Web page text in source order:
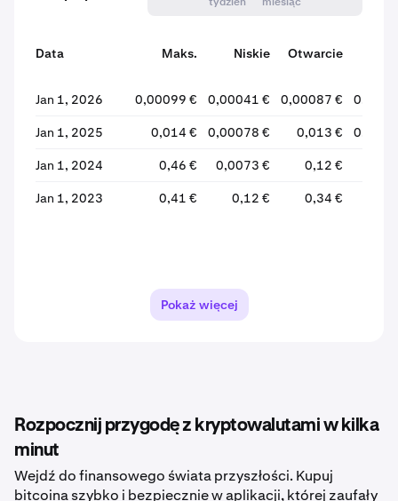
Data Maks. Niskie Otwarcie
Jan 1, 2026 0,00099 € 0,00041 € 0,00087 €
Jan 1, 2025 0,014 € 0,00078 € 0,013 €
Jan 1, 2024 0,46 € 0,0073 € 0,12 €
Jan 1, 2023 0,41 € 0,12 € 0,34 €
Pokaż więcej
Rozpocznij przygodę z kryptowalutami w kilka
minut
Wejdź do finansowego świata przyszłości. Kupuj
bitcoina szybko i bezpiecznie w aplikacji, której zaufały